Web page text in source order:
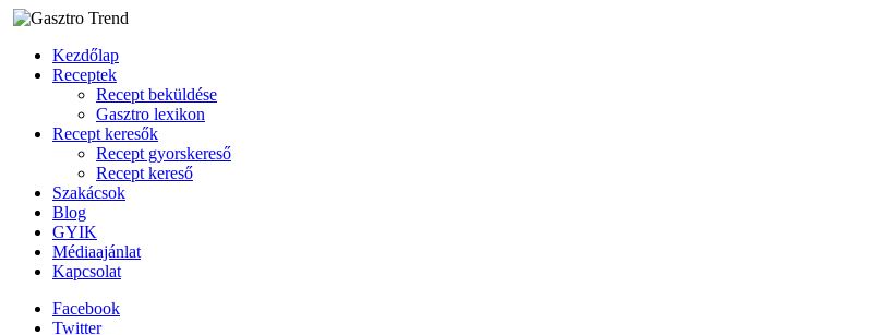
Kezdőlap
Receptek
Recept beküldése
Gasztro lexikon
Recept keresők
Recept gyorskereső
Recept kereső
Szakácsok
Blog
GYIK
Médiaajánlat
Kapcsolat
Facebook
Twitter